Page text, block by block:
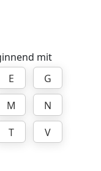
mit
E
G
M
N
T
V